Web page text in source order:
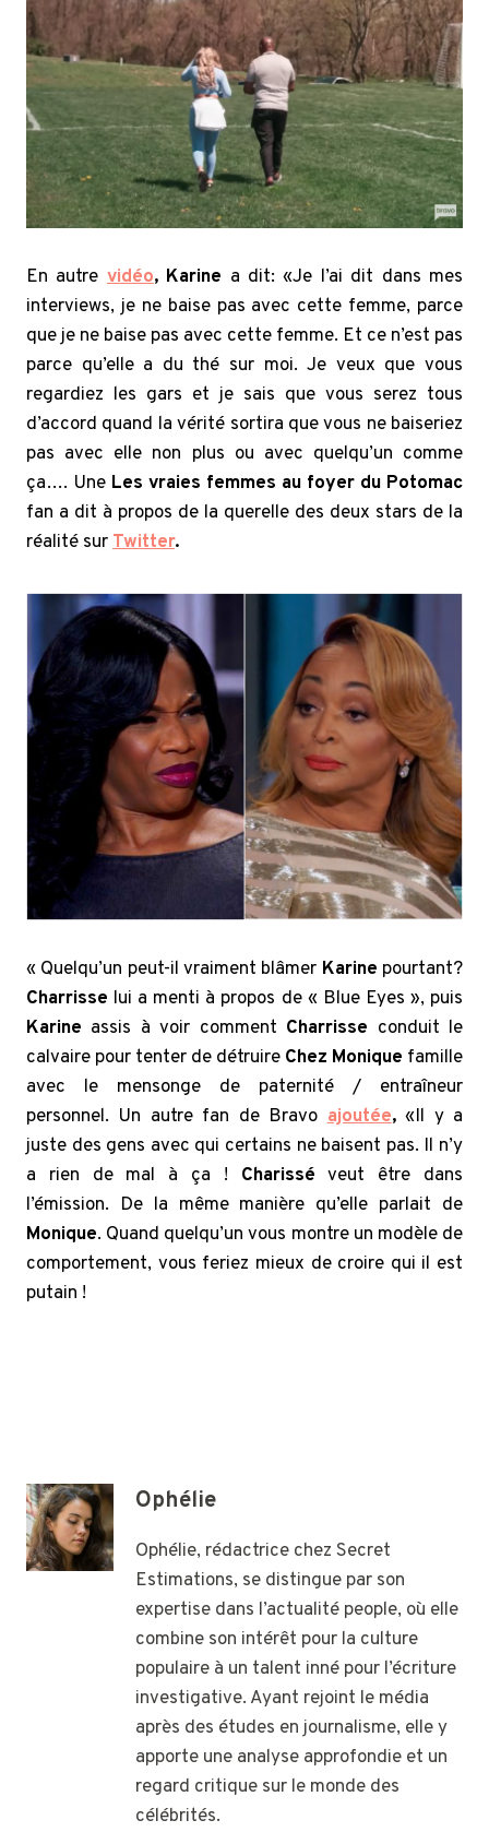
En autre vidéo, Karine a dit: «Je l’ai dit dans mes
interviews, je ne baise pas avec cette femme, parce
que je ne baise pas avec cette femme. Et ce n’est pas
parce qu’elle a du thé sur moi. Je veux que vous
regardiez les gars et je sais que vous serez tous
d’accord quand la vérité sortira que vous ne baiseriez
pas avec elle non plus ou avec quelqu’un comme
ça…. Une Les vraies femmes au foyer du Potomac
fan a dit à propos de la querelle des deux stars de la
réalité surTwitter.
« Quelqu’un peut-il vraiment blâmer Karine pourtant?
Charrisse lui a menti à propos de « Blue Eyes », puis
Karine assis à voir comment Charrisse conduit le
calvaire pour tenter de détruire Chez Monique famille
avec le mensonge de paternité / entraîneur
personnel. Un autre fan de Bravo ajoutée,«Il y a
juste des gens avec qui certains ne baisent pas. Il n’y
a rien de mal à ça ! Charissé veut être dans
l’émission. De la même manière qu’elle parlait de
Monique. Quand quelqu’un vous montre un modèle de
comportement, vous feriez mieux de croire qui il est
putain !
Ophélie
Ophélie, rédactrice chez Secret
Estimations, se distingue par son
expertise dans l’actualité people, où elle
combine son intérêt pour la culture
populaire à un talent inné pour l’écriture
investigative. Ayant rejoint le média
après des études en journalisme, elle y
apporte une analyse approfondie et un
regard critique sur le monde des
célébrités.